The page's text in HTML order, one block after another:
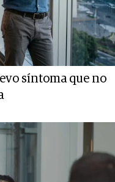
síntoma que no